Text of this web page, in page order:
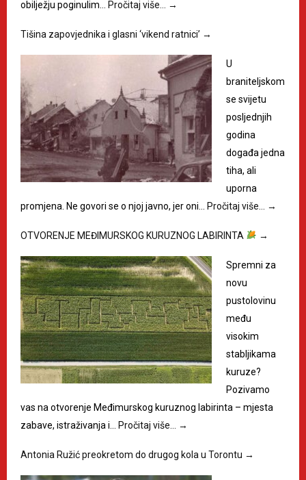
obilježju poginulim… Pročitaj više… →
Tišina zapovjednika i glasni ‘vikend ratnici’ →
U
braniteljskom
se svijetu
posljednjih
godina
događa jedna
tiha, ali
uporna
promjena. Ne govori se o njoj javno, jer oni… Pročitaj više… →
OTVORENJE MEĐIMURSKOG KURUZNOG LABIRINTA →
Spremni za
novu
pustolovinu
među
visokim
stabljikama
kuruze?
Pozivamo
vas na otvorenje Međimurskog kuruznog labirinta – mjesta
zabave, istraživanja i… Pročitaj više… →
Antonia Ružić preokretom do drugog kola u Torontu →